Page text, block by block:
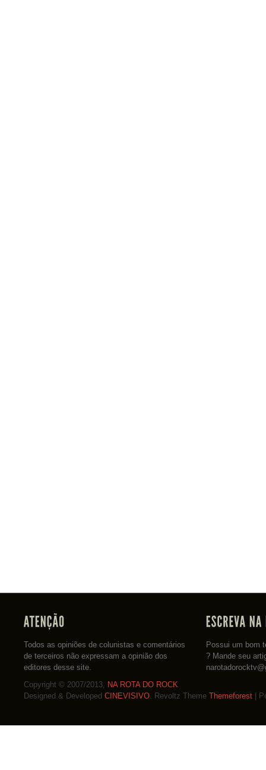
Todos as opiniões de colunistas e comentários
de terceiros não expressam a opinião dos
editores desse site.
Possui um bom
? Mande seu
Copyright © 2007/2013, NA ROTA DO ROCK
Designed & Developed CINEVISIVO. Revoltz Theme Themeforest |